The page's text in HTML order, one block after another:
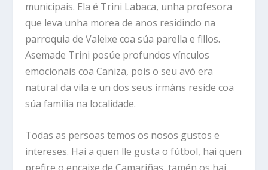
municipais. Ela é Trini Labaca, unha profesora
que leva unha morea de anos residindo na
parroquia de Valeixe coa súa parella e fillos.
Asemade Trini posúe profundos vínculos
emocionais coa Caniza, pois o seu avó era
natural da vila e un dos seus irmáns reside coa
súa familia na localidade.
Todas as persoas temos os nosos gustos e
intereses. Hai a quen lle gusta o fútbol, hai quen
prefire o encaixe de Camariñas, tamén os hai